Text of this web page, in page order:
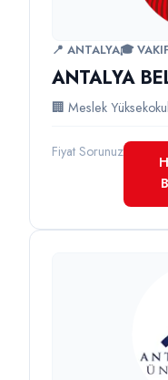
📍 ANTALYA🎓 VAKIF
ANTALYA
🏢 Meslek
Fiyat Sorunuz